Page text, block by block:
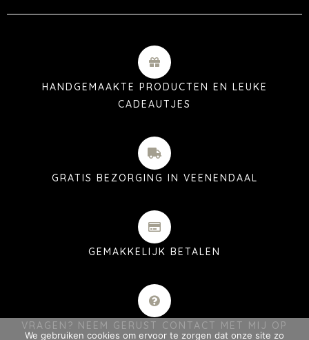
HANDGEMAAKTE PRODUCTEN EN LEUKE
CADEAUTJES
GRATIS BEZORGING IN VEENENDAAL
GEMAKKELIJK BETALEN
VRAGEN? NEEM GERUST CONTACT MET MIJ OP
We gebruiken cookies om ervoor te zorgen dat onze site zo